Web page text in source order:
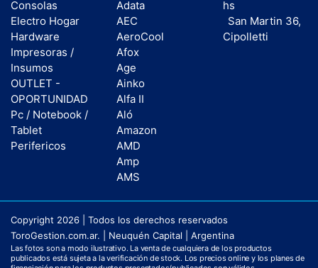
Consolas
Electro Hogar
Hardware
Impresoras /
Insumos
OUTLET -
OPORTUNIDAD
Pc / Notebook /
Tablet
Perifericos
Adata
AEC
AeroCool
Afox
Age
Ainko
Alfa II
Aló
Amazon
AMD
Amp
AMS
hs
San Martin 36,
Cipolletti
Copyright 2026 | Todos los derechos reservados
ToroGestion.com.ar. | Neuquén Capital | Argentina
Las fotos son a modo ilustrativo. La venta de cualquiera de los productos
publicados está sujeta a la verificación de stock. Los precios online y los planes de